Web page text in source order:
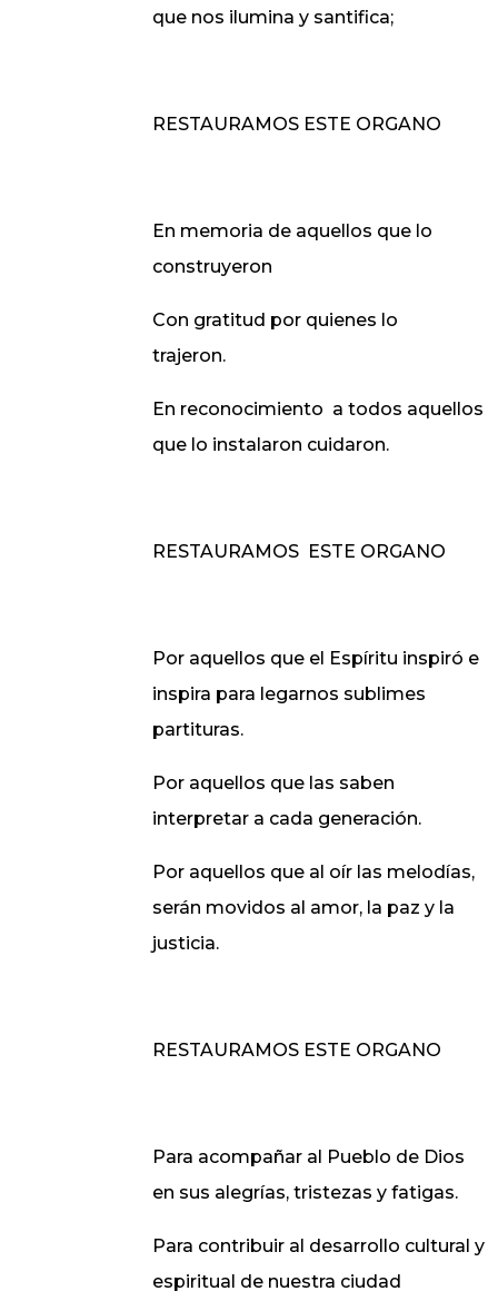
que nos ilumina y santifica;
RESTAURAMOS ESTE ORGANO
En memoria de aquellos que lo
construyeron
Con gratitud por quienes lo
trajeron.
En reconocimiento a todos aquellos
que lo instalaron cuidaron.
RESTAURAMOS ESTE ORGANO
Por aquellos que el Espíritu inspiró e
inspira para legarnos sublimes
partituras.
Por aquellos que las saben
interpretar a cada generación.
Por aquellos que al oír las melodías,
serán movidos al amor, la paz y la
justicia.
RESTAURAMOS ESTE ORGANO
Para acompañar al Pueblo de Dios
en sus alegrías, tristezas y fatigas.
Para contribuir al desarrollo cultural y
espiritual de nuestra ciudad